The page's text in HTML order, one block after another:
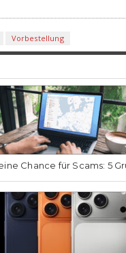
Vorbestellung
Chance für Scams: 5